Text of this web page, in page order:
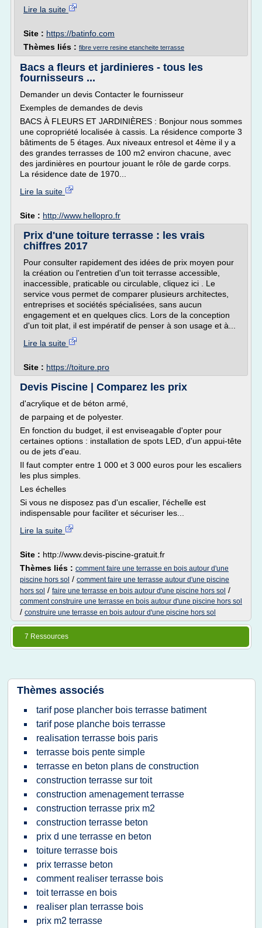
Lire la suite
Site : https://batinfo.com
Thèmes liés : fibre verre resine etancheite terrasse
Bacs a fleurs et jardinieres - tous les
fournisseurs ...
Demander un devis Contacter le fournisseur
Exemples de demandes de devis
BACS À FLEURS ET JARDINIÈRES : Bonjour nous sommes
une copropriété localisée à cassis. La résidence comporte 3
bâtiments de 5 étages. Aux niveaux entresol et 4ème il y a
des grandes terrasses de 100 m2 environ chacune, avec
des jardinières en pourtour jouant le rôle de garde corps.
La résidence date de 1970...
Lire la suite
Site : http://www.hellopro.fr
Prix d'une toiture terrasse : les vrais
chiffres 2017
Pour consulter rapidement des idées de prix moyen pour
la création ou l'entretien d'un toit terrasse accessible,
inaccessible, praticable ou circulable, cliquez ici . Le
service vous permet de comparer plusieurs architectes,
entreprises et sociétés spécialisées, sans aucun
engagement et en quelques clics. Lors de la conception
d'un toit plat, il est impératif de penser à son usage et à...
Lire la suite
Site : https://toiture.pro
Devis Piscine | Comparez les prix
d'acrylique et de béton armé,
de parpaing et de polyester.
En fonction du budget, il est enviseagable d'opter pour
certaines options : installation de spots LED, d'un appui-tête
ou de jets d'eau.
Il faut compter entre 1 000 et 3 000 euros pour les escaliers
les plus simples.
Les échelles
Si vous ne disposez pas d'un escalier, l'échelle est
indispensable pour faciliter et sécuriser les...
Lire la suite
Site : http://www.devis-piscine-gratuit.fr
Thèmes liés : comment faire une terrasse en bois autour d'une
piscine hors sol / comment faire une terrasse autour d'une piscine
hors sol / faire une terrasse en bois autour d'une piscine hors sol /
comment construire une terrasse en bois autour d'une piscine hors sol
/ construire une terrasse en bois autour d'une piscine hors sol
7 Ressources
Thèmes associés
tarif pose plancher bois terrasse batiment
tarif pose planche bois terrasse
realisation terrasse bois paris
terrasse bois pente simple
terrasse en beton plans de construction
construction terrasse sur toit
construction amenagement terrasse
construction terrasse prix m2
construction terrasse beton
prix d une terrasse en beton
toiture terrasse bois
prix terrasse beton
comment realiser terrasse bois
toit terrasse en bois
realiser plan terrasse bois
prix m2 terrasse